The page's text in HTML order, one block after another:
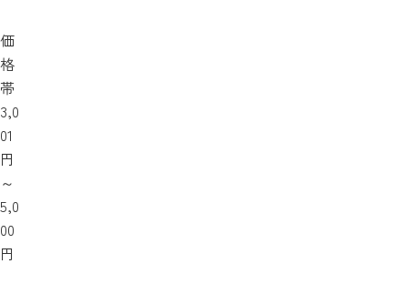
価
格
帯
3,0
01
円
～
5,0
00
円